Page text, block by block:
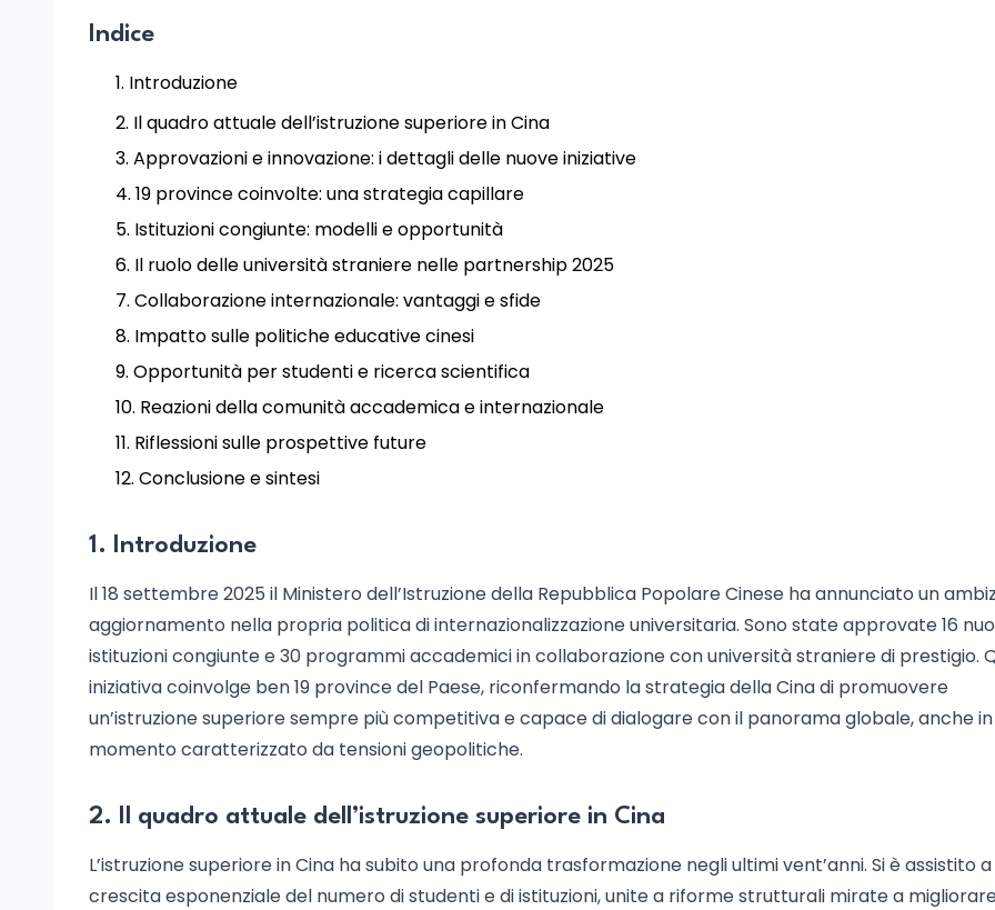
Indice
Introduzione
Il quadro attuale dell’istruzione superiore in Cina
Approvazioni e innovazione: i dettagli delle nuove iniziative
19 province coinvolte: una strategia capillare
Istituzioni congiunte: modelli e opportunità
Il ruolo delle università straniere nelle partnership 2025
Collaborazione internazionale: vantaggi e sfide
Impatto sulle politiche educative cinesi
Opportunità per studenti e ricerca scientifica
Reazioni della comunità accademica e internazionale
Riflessioni sulle prospettive future
Conclusione e sintesi
1. Introduzione
Il 18 settembre 2025 il Ministero dell’Istruzione della Repubblica Popolare Cinese ha annunciato un
aggiornamento nella propria politica di internazionalizzazione universitaria. Sono state approvate 16
istituzioni congiunte e 30 programmi accademici in collaborazione con università straniere di prestigio.
iniziativa coinvolge ben 19 province del Paese, riconfermando la strategia della Cina di promuovere
un’istruzione superiore sempre più competitiva e capace di dialogare con il panorama globale, anche
momento caratterizzato da tensioni geopolitiche.
2. Il quadro attuale dell’istruzione superiore in Cina
L’istruzione superiore in Cina ha subito una profonda trasformazione negli ultimi vent’anni. Si è assistito
crescita esponenziale del numero di studenti e di istituzioni, unite a riforme strutturali mirate a